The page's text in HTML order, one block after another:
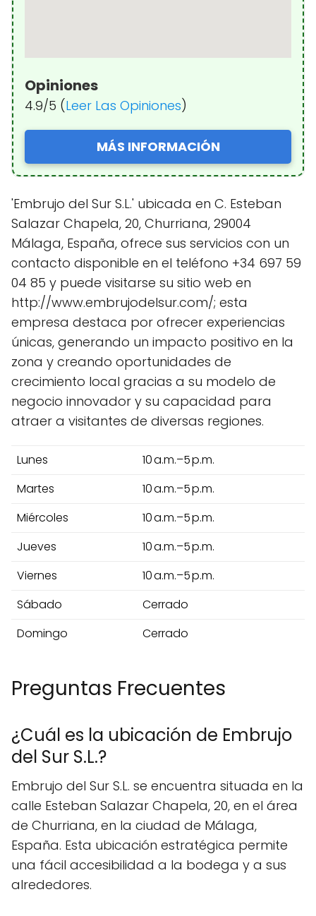
Opiniones
4.9/5 (Leer Las Opiniones)
MÁS INFORMACIÓN
'Embrujo del Sur S.L.' ubicada en C. Esteban
Salazar Chapela, 20, Churriana, 29004
Málaga, España, ofrece sus servicios con un
contacto disponible en el teléfono +34 697 59
04 85 y puede visitarse su sitio web en
http://www.embrujodelsur.com/; esta
empresa destaca por ofrecer experiencias
únicas, generando un impacto positivo en la
zona y creando oportunidades de
crecimiento local gracias a su modelo de
negocio innovador y su capacidad para
atraer a visitantes de diversas regiones.
Lunes
10 a.m.–5 p.m.
Martes
10 a.m.–5 p.m.
Miércoles
10 a.m.–5 p.m.
Jueves
10 a.m.–5 p.m.
Viernes
10 a.m.–5 p.m.
Sábado
Cerrado
Domingo
Cerrado
Preguntas Frecuentes
¿Cuál es la ubicación de Embrujo
del Sur S.L.?
Embrujo del Sur S.L. se encuentra situada en la
calle Esteban Salazar Chapela, 20, en el área
de Churriana, en la ciudad de Málaga,
España. Esta ubicación estratégica permite
una fácil accesibilidad a la bodega y a sus
alrededores.